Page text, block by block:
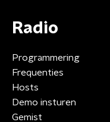
Radio
Programmering
Frequenties
Hosts
Demo insturen
Gemist